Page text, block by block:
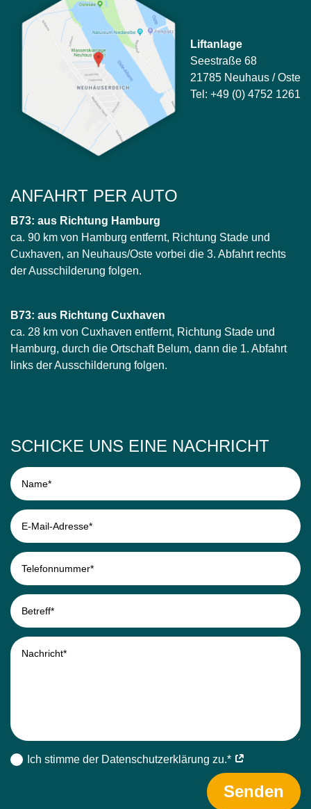
Liftanlage
Seestraße 68
21785 Neuhaus / Oste
Tel: +49 (0) 4752 1261
ANFAHRT PER AUTO
B73: aus Richtung Hamburg
ca. 90 km von Hamburg entfernt, Richtung Stade und
Cuxhaven, an Neuhaus/Oste vorbei die 3. Abfahrt rechts
der Ausschilderung folgen.
B73: aus Richtung Cuxhaven
ca. 28 km von Cuxhaven entfernt, Richtung Stade und
Hamburg, durch die Ortschaft Belum, dann die 1. Abfahrt
links der Ausschilderung folgen.
SCHICKE UNS EINE NACHRICHT
Ich stimme der Datenschutz­erklärung zu.*
Senden